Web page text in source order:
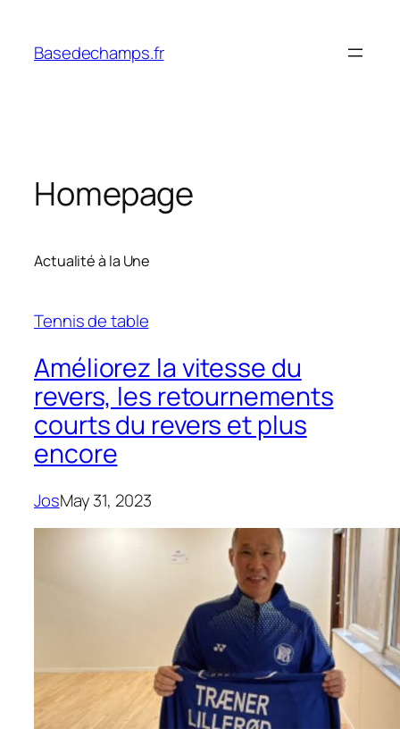
content
Basedechamps.fr
Homepage
Actualité à la Une
Tennis de table
Améliorez la vitesse du
revers, les retournements
courts du revers et plus
encore
JosMay 31, 2023